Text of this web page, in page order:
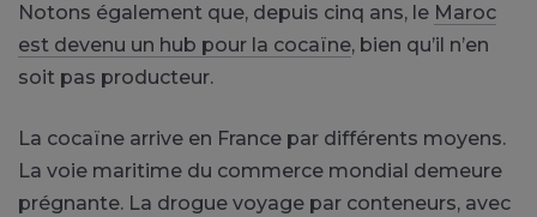
Notons également que, depuis cinq ans, le Maroc
est devenu un hub pour la cocaïne, bien qu’il n’en
soit pas producteur.
La cocaïne arrive en France par différents moyens.
La voie maritime du commerce mondial demeure
prégnante. La drogue voyage par conteneurs, avec